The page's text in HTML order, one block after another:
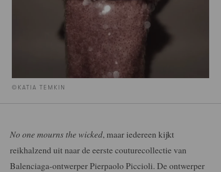
©KATIA TEMKIN
No one mourns the wicked, maar iedereen kijkt
reikhalzend uit naar de eerste couturecollectie van
Balenciaga-ontwerper Pierpaolo Piccioli. De ontwerper